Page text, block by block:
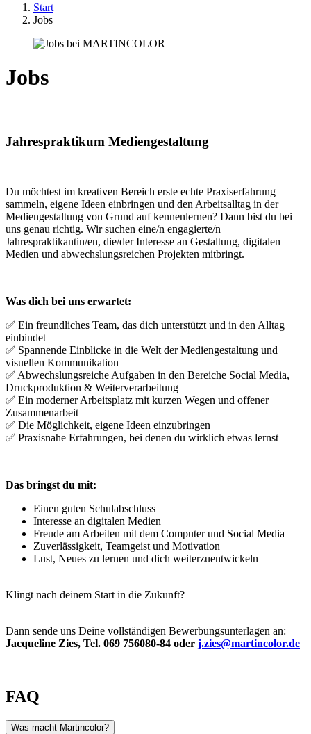
Start
Jobs
Jobs
Jahrespraktikum Mediengestaltung
Du möchtest im kreativen Bereich erste echte Praxiserfahrung
sammeln, eigene Ideen einbringen und den Arbeitsalltag in der
Mediengestaltung von Grund auf kennenlernen? Dann bist du bei
uns genau richtig. Wir suchen eine/n engagierte/n
Jahrespraktikantin/en, die/der Interesse an Gestaltung, digitalen
Medien und abwechslungsreichen Projekten mitbringt.
Was dich bei uns erwartet:
✅ Ein freundliches Team, das dich unterstützt und in den Alltag
einbindet
✅ Spannende Einblicke in die Welt der Mediengestaltung und
visuellen Kommunikation
✅ Abwechslungsreiche Aufgaben in den Bereiche Social Media,
Druckproduktion & Weiterverarbeitung
✅ Ein moderner Arbeitsplatz mit kurzen Wegen und offener
Zusammenarbeit
✅ Die Möglichkeit, eigene Ideen einzubringen
✅ Praxisnahe Erfahrungen, bei denen du wirklich etwas lernst
Das bringst du mit:
Einen guten Schulabschluss
Interesse an digitalen Medien
Freude am Arbeiten mit dem Computer und Social Media
Zuverlässigkeit, Teamgeist und Motivation
Lust, Neues zu lernen und dich weiterzuentwickeln
Klingt nach deinem Start in die Zukunft?
Dann sende uns Deine vollständigen Bewerbungsunterlagen an:
Jacqueline Zies, Tel. 069 756080-84 oder j.zies@martincolor.de
FAQ
Was macht Martincolor?